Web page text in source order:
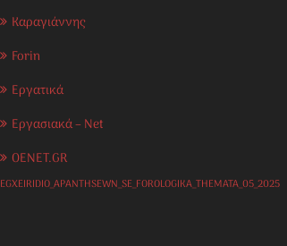
Καραγιάννης
Forin
Εργατικά
Εργασιακά – Net
OENET.GR
EGXEIRIDIO_APANTHSEWN_SE_FOROLOGIKA_THEMATA_05_2025